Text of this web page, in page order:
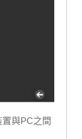
與PC之間